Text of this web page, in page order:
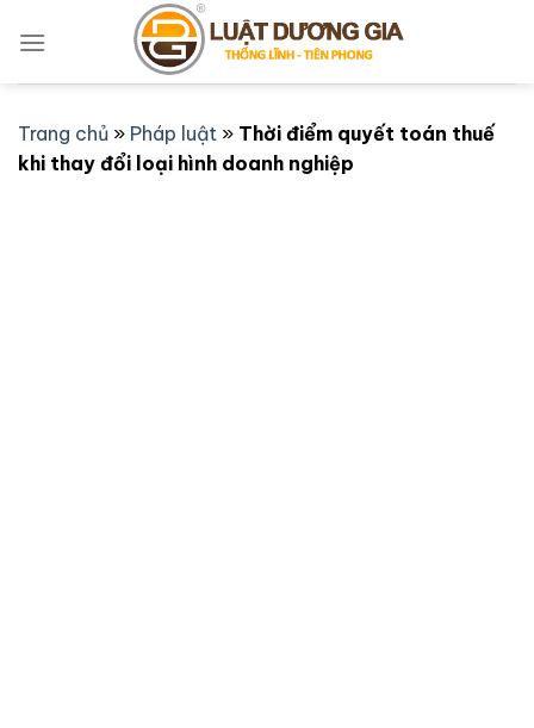
qua
Trang chủ » Pháp luật » Thời điểm quyết toán thuế
khi thay đổi loại hình doanh nghiệp